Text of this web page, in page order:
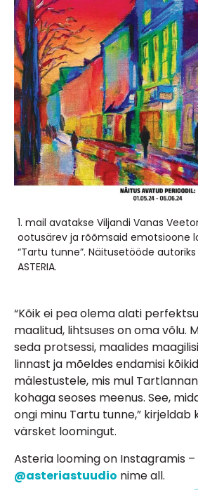
1. mail avatakse Viljandi Vanas
ootusärev ja rõõmsaid emotsioone
“Tartu tunne”. Näitusetööde
ASTERIA.
“Kõik ei pea olema alati
maalitud, lihtsuses on oma võlu.
seda protsessi, maalides
linnast ja mõeldes endamisi
mälestustele, mis mul
kohaga seoses meenus. See,
ongi minu Tartu tunne,” kirjeldab
värsket loomingut.
Asteria looming on Instagramis –
@asteriastuudio nime all.